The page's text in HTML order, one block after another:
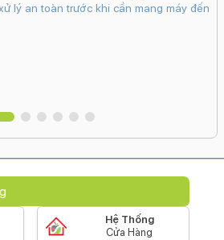
lý an toàn trước khi cần mang máy đến
Hệ Thống
Cửa Hàng